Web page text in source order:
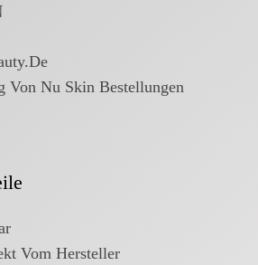
Von Nu Skin Bestellungen
Vom Hersteller